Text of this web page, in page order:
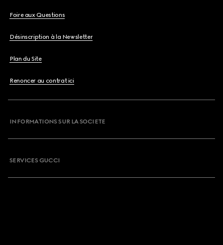
Foire aux Questions
Désinscription à la Newsletter
Plan du Site
Renoncer au contrat ici
INFORMATIONS SUR LA SOCIETE
SERVICES GUCCI